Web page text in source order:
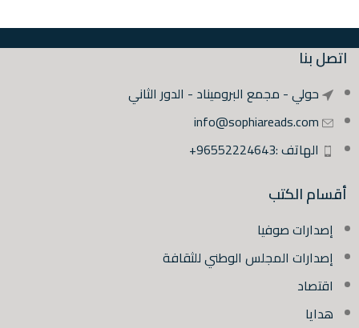
اتصل بنا
حولي - مجمع البروميناد - الدور الثاني
info@sophiareads.com
الهاتف :96552224643+
أقسام الكتب
إصدارات صوفيا
إصدارات المجلس الوطني للثقافة
اقتصاد
هدايا